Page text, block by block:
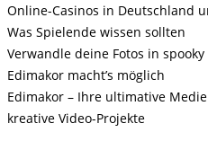
Online-Casinos in Deutschland
Was Spielende wissen sollten
Verwandle deine Fotos in spooky
Edimakor macht’s möglich
Edimakor – Ihre ultimative
kreative Video-Projekte